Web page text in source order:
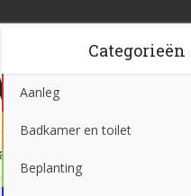
Categorieën
Aanleg
Badkamer en toilet
Beplanting